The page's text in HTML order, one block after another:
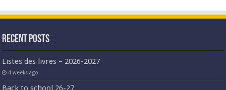
Recent Posts
Listes des livres – 2026-2027
4 weeks ago
Back to school 26-27